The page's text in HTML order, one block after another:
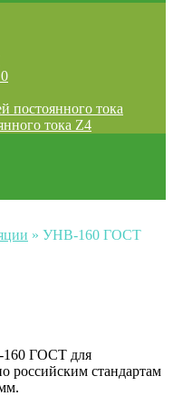
постоянного тока
тока Z4
» УНВ-160 ГОСТ
160 ГОСТ для
российским стандартам